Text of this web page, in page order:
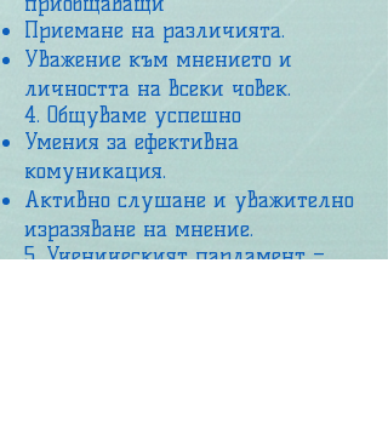
Приемане на различията.
Уважение към мнението и
личността на всеки човек.
4. Общуваме успешно
Умения за ефективна
комуникация.
Активно слушане и уважително
изразяване на мнение.
5. Ученическият парламент –